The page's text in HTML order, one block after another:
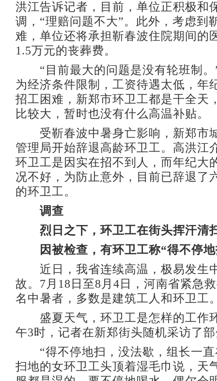
洪江告诉记者，目前，单位正积极和
调，“理赔问题不大”。此外，考虑到
难，单位还将承担靳春波住院期间的
1.5万元的丧葬费。
“目前最大的问题是没有轮班制。
为经济条件限制，工资待遇太低，年
招工困难，新郑市环卫工都是干全天
比较大，暂时也没有什么高温补贴。
受靳春波中暑身亡影响，新郑市
管理局开始辞退高龄环卫工。高洪江
环卫工是因实在招不到人，而年纪大
况不好，为防止意外，目前已辞退了
的环卫工。
调查
烈日之下，环卫工在街头挥汗清
因被检查，有环卫工称“得不停
近日，我省连续高温，极易发生
故。7月18日至8月4日，河南省紧急
名中暑者，多数是建筑工人和环卫工
盛夏天气，环卫工是怎样的工作
午3时，记者在新郑街头随机采访了
“得不停地扫，没法歇，组长一直
扫地的女环卫工头顶着湿毛巾说，天